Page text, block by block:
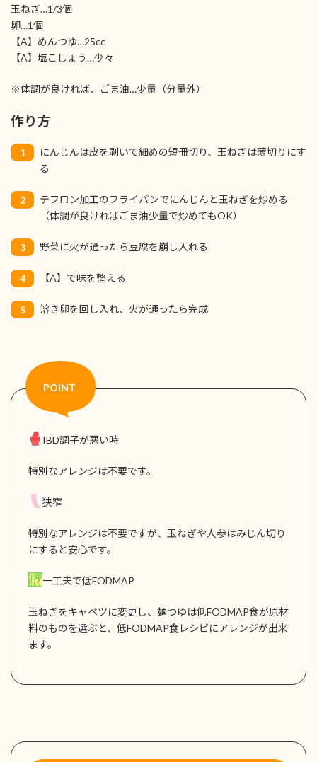
玉ねぎ…1/3個
卵…1個
【A】めんつゆ…25cc
【A】塩こしょう…少々
※体調が良ければ、ごま油…少量（分量外）
作り方
1
にんじんは皮を剥いて細めの短冊切り、玉ねぎは薄切りにす
る
2
テフロン加工のフライパンでにんじんと玉ねぎを炒める
（体調が良ければごま油少量で炒めてもOK）
3 野菜に火が通ったら豆腐を崩し入れる
4 【A】で味を整える
5 溶き卵を回し入れ、火が通ったら完成
IBD調子が悪い時
特別なアレンジは不要です。
狭窄
特別なアレンジは不要ですが、玉ねぎや人参はみじん切り
にすると安心です。
一工夫で低FODMAP
玉ねぎをキャベツに変更し、麺つゆは低FODMAP食が原材
料のものを選ぶと、低FODMAP食レシピにアレンジが出来
ます。